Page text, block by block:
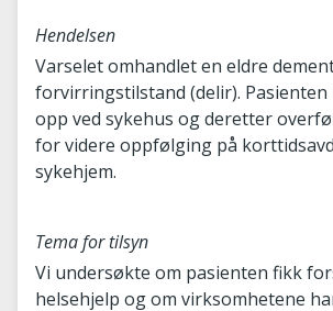
Hendelsen
Varselet omhandlet en eldre
forvirringstilstand (delir).
opp ved sykehus og deretter
for videre oppfølging på
sykehjem.
Tema for tilsyn
Vi undersøkte om pasienten fikk
helsehjelp og om virksomhetene